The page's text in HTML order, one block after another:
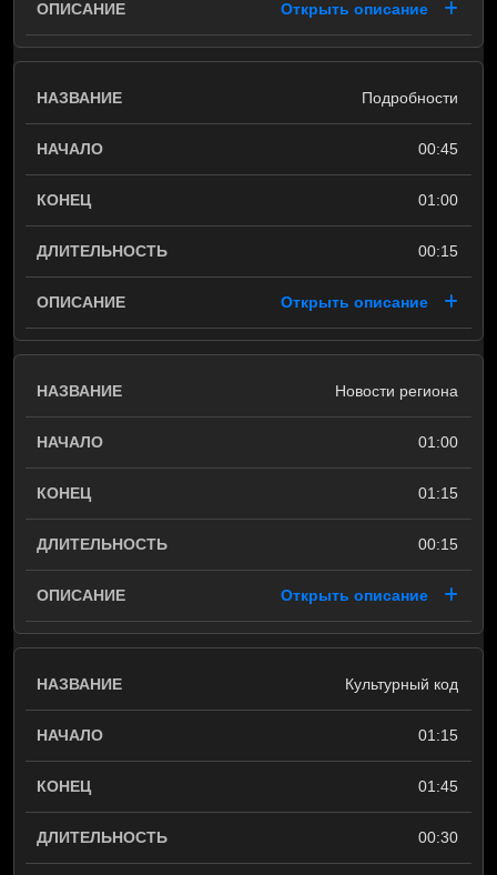
Открыть описание
Подробности
00:45
01:00
00:15
Открыть описание
Новости региона
01:00
01:15
00:15
Открыть описание
Культурный код
01:15
01:45
00:30